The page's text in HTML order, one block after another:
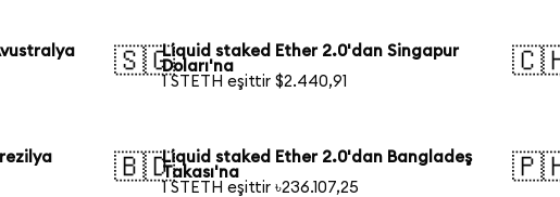
🇸🇬Liquid staked Ether 2.0'dan Singapur
Doları'na
1 STETH eşittir $2.440,91
🇧🇩Liquid staked Ether 2.0'dan Bangladeş
Takası'na
1 STETH eşittir ৳236.107,25